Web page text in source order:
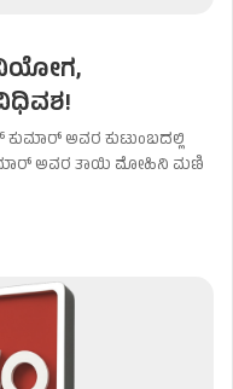
ಕುಮಾರ್ ಅವರ ಕುಟುಂಬದಲ್ಲಿ
ಅವರ ತಾಯಿ ಮೋಹಿನಿ ಮಣಿ